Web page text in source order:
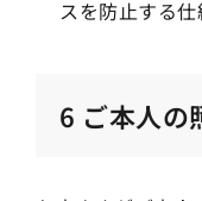
スを防止する仕
6 ご本人の